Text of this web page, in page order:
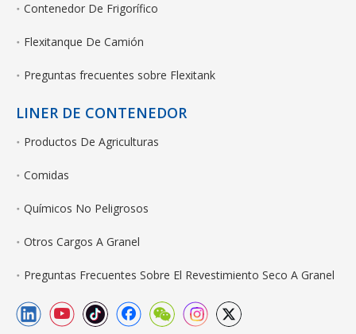
Contenedor De Frigorífico
Flexitanque De Camión
Preguntas frecuentes sobre Flexitank
LINER DE CONTENEDOR
Productos De Agriculturas
Comidas
Químicos No Peligrosos
Otros Cargos A Granel
Preguntas Frecuentes Sobre El Revestimiento Seco A Granel